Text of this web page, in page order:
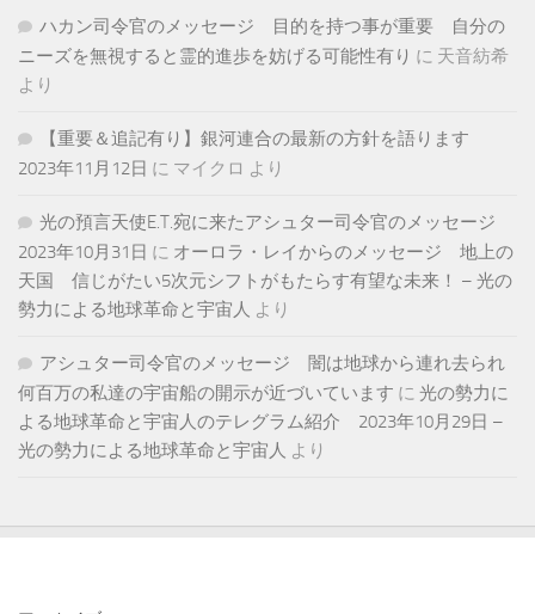
ハカン司令官のメッセージ 目的を持つ事が重要 自分の
ニーズを無視すると霊的進歩を妨げる可能性有り に 天音紡希
より
【重要＆追記有り】銀河連合の最新の方針を語ります
2023年11月12日 に マイクロ より
光の預言天使E.T.宛に来たアシュター司令官のメッセージ
2023年10月31日 に オーロラ・レイからのメッセージ 地上の
天国 信じがたい5次元シフトがもたらす有望な未来！ – 光の
勢力による地球革命と宇宙人 より
アシュター司令官のメッセージ 闇は地球から連れ去られ
何百万の私達の宇宙船の開示が近づいています に 光の勢力に
よる地球革命と宇宙人のテレグラム紹介 2023年10月29日 –
光の勢力による地球革命と宇宙人 より